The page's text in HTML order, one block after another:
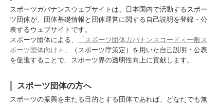
スポーツガバナンスウェブサイトは、日本国内で活動するスポー
ツ団体が、団体基礎情報と団体運営に関する自己説明を登録・公
表するウェブサイトです。
スポーツ団体による、
「スポーツ団体ガバナンスコード＜一般ス
ポーツ団体向け＞」
（スポーツ庁策定）を用いた自己説明・公表
を促進することで、スポーツ界の透明性向上に貢献します。
スポーツ団体の方へ
スポーツの振興を主たる目的とする団体であれば、どなたでも無